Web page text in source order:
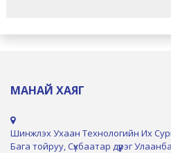
МАНАЙ ХАЯГ
Шинжлэх Ухаан Технологийн Их
Бага тойруу, Сүхбаатар дүүрэг